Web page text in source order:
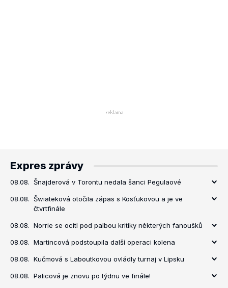
Expres zprávy
08.08. Šnajderová v Torontu nedala šanci Pegulaové
08.08. Šwiateková otočila zápas s Kosťukovou a je ve
čtvrtfinále
08.08. Norrie se ocitl pod palbou kritiky některých fanoušků
08.08. Martincová podstoupila další operaci kolena
08.08. Kučmová s Laboutkovou ovládly turnaj v Lipsku
08.08. Palicová je znovu po týdnu ve finále!